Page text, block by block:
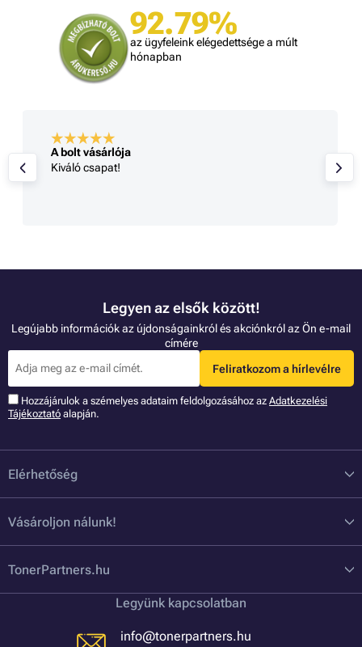
92.79%
az ügyfeleink elégedettsége a múlt
hónapban
A bolt vásárlója
Kiváló csapat!
Legyen az elsők között!
Legújabb információk az újdonságainkról és akciónkról az Ön e-mail
címére
Feliratkozom a hírlevélre
Hozzájárulok a szémelyes adataim feldolgozásához az Adatkezelési
Tájékoztató alapján.
Elérhetőség
Vásároljon nálunk!
TonerPartners.hu
Legyünk kapcsolatban
info@tonerpartners.hu